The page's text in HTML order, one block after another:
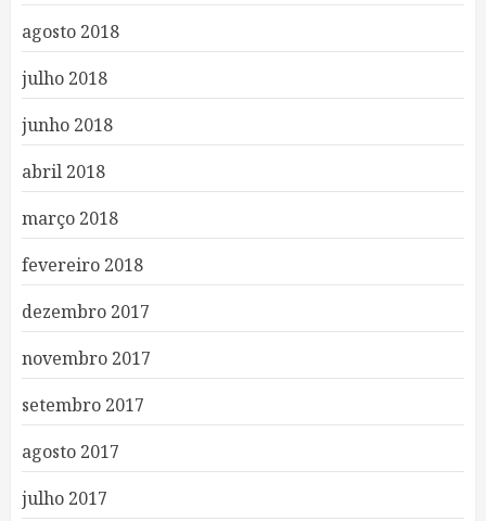
agosto 2018
julho 2018
junho 2018
abril 2018
março 2018
fevereiro 2018
dezembro 2017
novembro 2017
setembro 2017
agosto 2017
julho 2017